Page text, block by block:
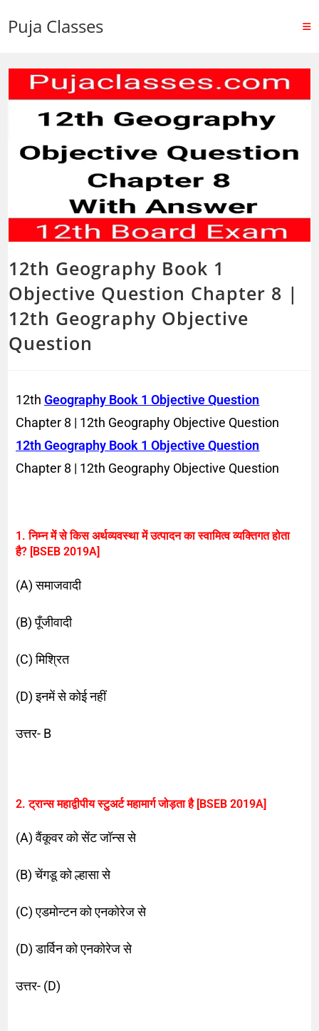
Puja Classes
12th Geography Book 1
Objective Question Chapter 8 |
12th Geography Objective
Question
12thGeography Book 1 Objective Question
Chapter 8 | 12th Geography Objective Question
12th Geography Book 1 Objective Question
Chapter 8 | 12th Geography Objective Question
1. निम्न में से किस अर्थव्यवस्था में उत्पादन का स्वामित्व व्यक्तिगत होता
है? [BSEB 2019A]
(A) समाजवादी
(B) पूँजीवादी
(C) मिश्रित
(D) इनमें से कोई नहीं
उत्तर- B
2. ट्रान्स महाद्वीपीय स्टुअर्ट महामार्ग जोड़ता है [BSEB 2019A]
(A) वैंकूवर को सेंट जॉन्स से
(B) चेंगडू को ल्हासा से
(C) एडमोन्टन को एनकोरेज से
(D) डार्विन को एनकोरेज से
उत्तर- (D)